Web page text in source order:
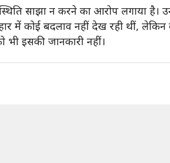
साझा न करने का आरोप लगाया
में कोई बदलाव नहीं देख रही थीं,
भी इसकी जानकारी नहीं।